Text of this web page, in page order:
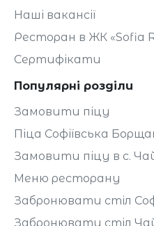
Наші вакансії
Ресторан в ЖК «Sofia
Сертифікати
Популярні розділи
Замовити піцу
Піца Софіївська
Замовити піцу в с.
Меню ресторану
Забронювати стіл
Забронювати стіл